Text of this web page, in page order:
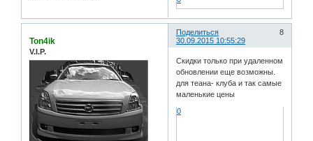
Поделиться
8
30.09.2015 10:55:29
Ton4ik
V.I.P.
Скидки только при удаленном
обновлении еще возможны.
для теана- клуба и так самые
маленькие цены
0